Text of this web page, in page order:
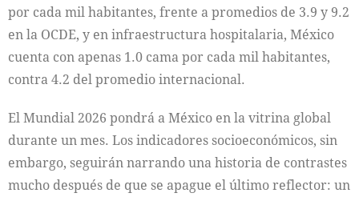
por cada mil habitantes, frente a promedios de 3.9 y 9.2
en la OCDE, y en infraestructura hospitalaria, México
cuenta con apenas 1.0 cama por cada mil habitantes,
contra 4.2 del promedio internacional.
El Mundial 2026 pondrá a México en la vitrina global
durante un mes. Los indicadores socioeconómicos, sin
embargo, seguirán narrando una historia de contrastes
mucho después de que se apague el último reflector: un